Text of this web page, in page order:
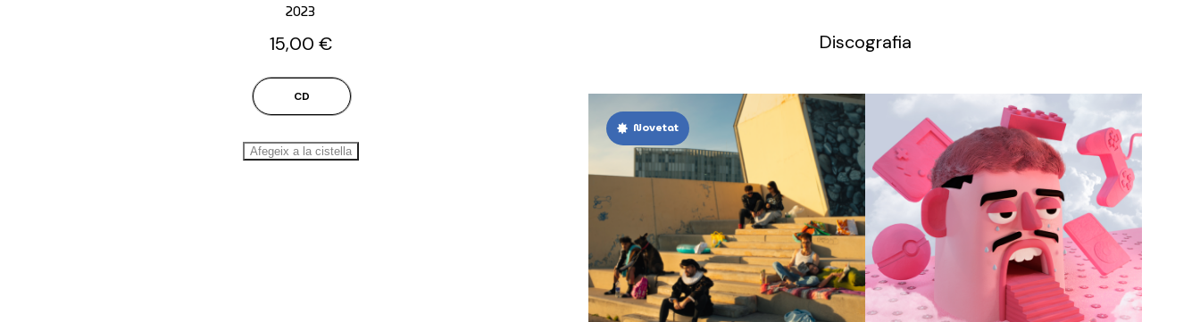
2023
15,00 €
CD
Afegeix a la cistella
Discografia
Novetat